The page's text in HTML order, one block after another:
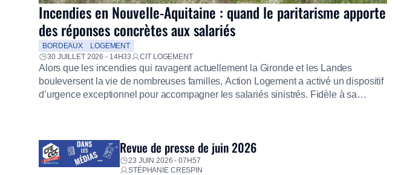
Incendies en Nouvelle-Aquitaine : quand le paritarisme apporte
des réponses concrètes aux salariés
BORDEAUX
LOGEMENT
30 JUILLET 2026 - 14H33
CIT LOGEMENT
Alors que les incendies qui ravagent actuellement la Gironde et les Landes
bouleversent la vie de nombreuses familles, Action Logement a activé un dispositif
d’urgence exceptionnel pour accompagner les salariés sinistrés. Fidèle à sa
Revue de presse de juin 2026
23 JUIN 2026 - 07H57
STÉPHANIE CRESPIN